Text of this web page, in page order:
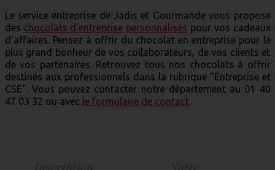
Le service entreprise de Jadis et Gourmande vous propose
des chocolats d'entreprise personnalisés pour vos cadeaux
d'affaires. Pensez à offrir du chocolat en entreprise pour le
plus grand bonheur de vos collaborateurs, de vos clients et
de vos partenaires. Retrouvez tous nos chocolats à offrir
destinés aux professionnels dans la rubrique "Entreprise et
CSE". Vous pouvez contacter notre département au 01 40
47 03 32 ou avec le formulaire de contact.